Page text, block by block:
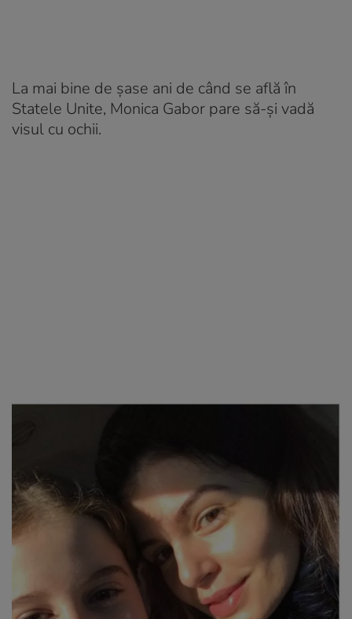
La mai bine de șase ani de când se află în
Statele Unite, Monica Gabor pare să-și vadă
visul cu ochii.